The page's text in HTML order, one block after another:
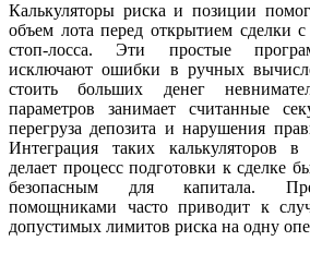
Калькуляторы риска и позиции
объем лота перед открытием сделки
стоп-лосса. Эти простые
исключают ошибки в ручных
стоить больших денег
параметров занимает считанные
перегруза депозита и нарушения
Интеграция таких калькуляторов
делает процесс подготовки к сделке
безопасным для капитала.
помощниками часто приводит к
допустимых лимитов риска на одну